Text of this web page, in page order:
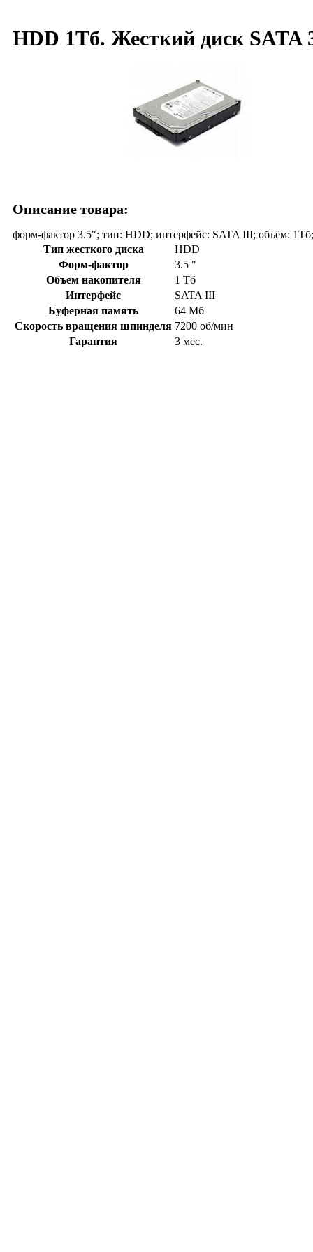
HDD 1Тб. Жесткий диск SATA
Описание товара:
форм-фактор 3.5"; тип: HDD; интерфейс: SATA III; объём:
Тип жесткого диска
HDD
Форм-фактор
3.5 "
Объем накопителя
1 Тб
Интерфейс
SATA III
Буферная память
64 Мб
Скорость вращения шпинделя 7200 об/мин
Гарантия
3 мес.